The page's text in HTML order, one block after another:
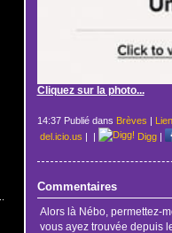
Cliquez sur la photo...
14:37 Publié dans Brèves |
del.icio.us | | Digg|
Commentaires
Alors là Nébo, permettez-
vous ayez trouvée depuis